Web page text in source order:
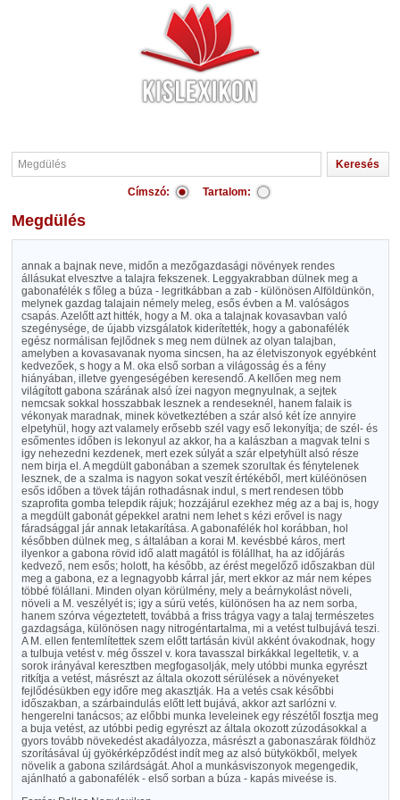
Címszó: Tartalom:
Megdülés
annak a bajnak neve, midőn a mezőgazdasági növények rendes
állásukat elvesztve a talajra fekszenek. Leggyakrabban dülnek meg a
gabonafélék s főleg a búza - legritkábban a zab - különösen Alföldünkön,
melynek gazdag talajain némely meleg, esős évben a M. valóságos
csapás. Azelőtt azt hitték, hogy a M. oka a talajnak kovasavban való
szegénysége, de újabb vizsgálatok kiderítették, hogy a gabonafélék
egész normálisan fejlődnek s meg nem dülnek az olyan talajban,
amelyben a kovasavanak nyoma sincsen, ha az életviszonyok egyébként
kedvezőek, s hogy a M. oka első sorban a világosság és a fény
hiányában, illetve gyengeségében keresendő. A kellően meg nem
világított gabona szárának alsó ízei nagyon megnyulnak, a sejtek
nemcsak sokkal hosszabbak lesznek a rendeseknél, hanem falaik is
vékonyak maradnak, minek következtében a szár alsó két íze annyire
elpetyhül, hogy azt valamely erősebb szél vagy eső lekonyítja; de szél- és
esőmentes időben is lekonyul az akkor, ha a kalászban a magvak telni s
igy nehezedni kezdenek, mert ezek súlyát a szár elpetyhült alsó része
nem birja el. A megdült gabonában a szemek szorultak és fénytelenek
lesznek, de a szalma is nagyon sokat veszít értékéből, mert küléönösen
esős időben a tövek táján rothadásnak indul, s mert rendesen több
szaprofita gomba telepdik rájuk; hozzájárul ezekhez még az a baj is, hogy
a megdült gabonát gépekkel aratni nem lehet s kézi erővel is nagy
fáradsággal jár annak letakarítása. A gabonafélék hol korábban, hol
későbben dülnek meg, s általában a korai M. kevésbbé káros, mert
ilyenkor a gabona rövid idő alatt magától is fölállhat, ha az időjárás
kedvező, nem esős; holott, ha később, az érést megelőző időszakban dül
meg a gabona, ez a legnagyobb kárral jár, mert ekkor az már nem képes
többé fölállani. Minden olyan körülmény, mely a beárnykolást növeli,
növeli a M. veszélyét is; igy a súrü vetés, különösen ha az nem sorba,
hanem szórva végeztetett, továbbá a friss trágya vagy a talaj természetes
gazdagsága, különösen nagy nitrogéntartalma, mi a vetést tulbujává teszi.
A M. ellen fentemlítettek szem előtt tartásán kivül akként óvakodnak, hogy
a tulbuja vetést v. még ősszel v. kora tavasszal birkákkal legeltetik, v. a
sorok irányával keresztben megfogasolják, mely utóbbi munka egyrészt
ritkítja a vetést, másrészt az általa okozott sérülések a növényeket
fejlődésükben egy időre meg akasztják. Ha a vetés csak későbbi
időszakban, a szárbaindulás előtt lett bujává, akkor azt sarlózni v.
hengerelni tanácsos; az előbbi munka leveleinek egy részétől fosztja meg
a buja vetést, az utóbbi pedig egyrészt az általa okozott zúzodásokkal a
gyors tovább növekedést akadályozza, másrészt a gabonaszárak földhöz
szorításával új gyökérképződést indít meg az alsó bütykökből, melyek
növelik a gabona szilárdságát. Ahol a munkásviszonyok megengedik,
ajánlható a gabonafélék - első sorban a búza - kapás miveése is.